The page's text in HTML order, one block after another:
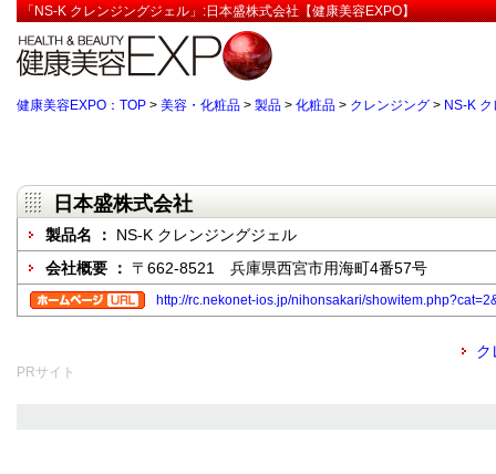
「NS-K クレンジングジェル」:日本盛株式会社【健康美容EXPO】
健康美容EXPO：TOP > 美容・化粧品 > 製品 > 化粧品 > クレンジング > NS-K
日本盛株式会社
製品名 ： NS-K クレンジングジェル
会社概要 ： 〒662-8521 兵庫県西宮市用海町4番57号
http://rc.nekonet-ios.jp/nihonsakari/
ク
PRサイト